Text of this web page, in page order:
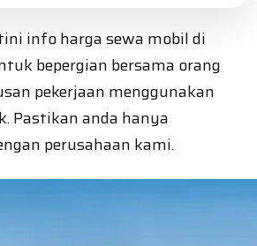
info harga sewa mobil di
bepergian bersama orang
pekerjaan menggunakan
Pastikan anda hanya
perusahaan kami.